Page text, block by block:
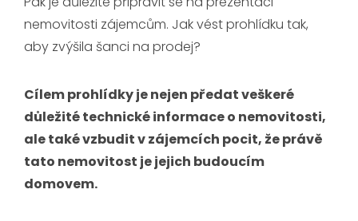
nemovitosti zájemcům. Jak vést prohlídku tak,
aby zvýšila šanci na prodej?
Cílem prohlídky je nejen předat veškeré
důležité technické informace o nemovitosti,
ale také vzbudit v zájemcích pocit, že právě
tato nemovitost je jejich budoucím
domovem.